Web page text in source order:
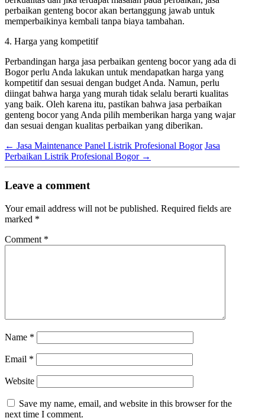
perbaikan genteng bocor akan bertanggung jawab untuk
memperbaikinya kembali tanpa biaya tambahan.
4. Harga yang kompetitif
Perbandingan harga jasa perbaikan genteng bocor yang ada di
Bogor perlu Anda lakukan untuk mendapatkan harga yang
kompetitif dan sesuai dengan budget Anda. Namun, perlu
diingat bahwa harga yang murah tidak selalu berarti kualitas
yang baik. Oleh karena itu, pastikan bahwa jasa perbaikan
genteng bocor yang Anda pilih memberikan harga yang wajar
dan sesuai dengan kualitas perbaikan yang diberikan.
← Jasa Maintenance Panel Listrik Profesional Bogor Jasa
Perbaikan Listrik Profesional Bogor →
Leave a comment
Your email address will not be published. Required fields are
marked *
Comment *
Name *
Email *
Website
Save my name, email, and website in this browser for the
next time I comment.